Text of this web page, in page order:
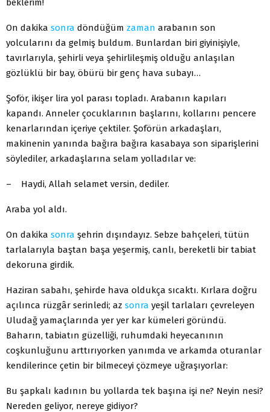
On dakika sonra döndüğüm zaman arabanın son
yolcularını da gelmiş buldum. Bunlardan biri giyinişiyle,
tavırlarıyla, şehirli veya şehirlileşmiş olduğu anlaşılan
gözlüklü bir bay, öbürü bir genç hava subayı…
Şoför, ikişer lira yol parası topladı. Arabanın kapıları
kapandı. Anneler çocuklarının başlarını, kollarını pencere
kenarlarından içeriye çektiler. Şoförün arkadaşları,
makinenin yanında bağıra bağıra kasabaya son siparişlerini
söylediler, arkadaşlarına selam yolladılar ve:
– Haydi, Allah selamet versin, dediler.
Araba yol aldı.
On dakika sonra şehrin dışındayız. Sebze bahçeleri, tütün
tarlalarıyla baştan başa yeşermiş, canlı, bereketli bir tabiat
dekoruna girdik.
Haziran sabahı, şehirde hava oldukça sıcaktı. Kırlara doğru
açılınca rüzgâr serinledi; az sonra yeşil tarlaları çevreleyen
Uludağ yamaçlarında yer yer kar kümeleri göründü.
Baharın, tabiatın güzelliği, ruhumdaki heyecanının
coşkunluğunu arttırıyorken yanımda ve arkamda oturanlar
kendilerince çetin bir bilmeceyi çözmeye uğraşıyorlar:
Bu şapkalı kadının bu yollarda tek başına işi ne? Neyin nesi?
Nereden geliyor, nereye gidiyor?